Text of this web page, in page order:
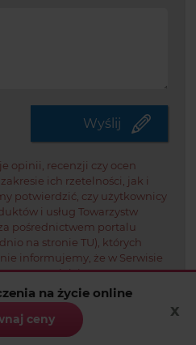
na życie online
ceny x
Wyślij
opinii, recenzji czy ocen
ich rzetelności, jak i
potwierdzić, czy użytkownicy
i usług Towarzystw
pośrednictwem portalu
na stronie TU), których
informujemy, że w Serwisie
jak i negatywne